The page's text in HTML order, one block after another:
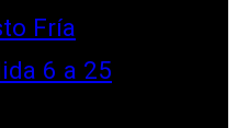
Fría
6 a 25